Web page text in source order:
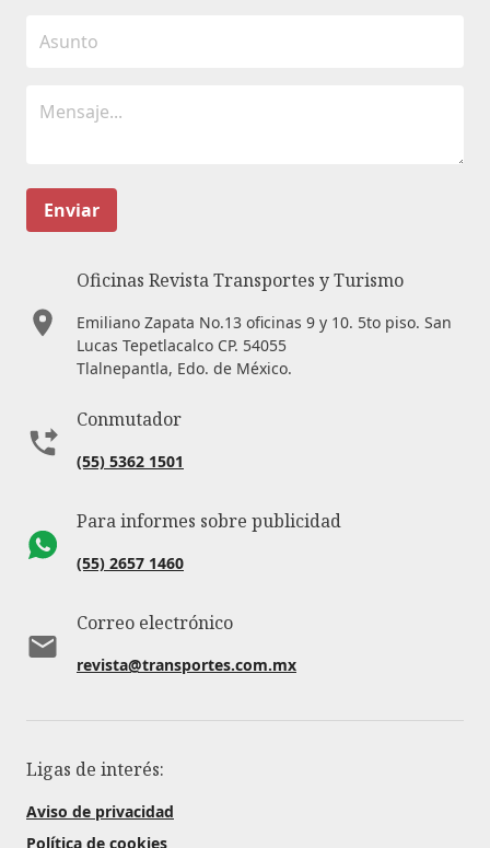
Enviar
Oficinas Revista Transportes y Turismo
Emiliano Zapata No.13 oficinas 9 y 10. 5to piso. San
Lucas Tepetlacalco CP. 54055
Tlalnepantla, Edo. de México.
Conmutador
(55) 5362 1501
Para informes sobre publicidad
(55) 2657 1460
Correo electrónico
revista@transportes.com.mx
Ligas de interés:
Aviso de privacidad
Política de cookies